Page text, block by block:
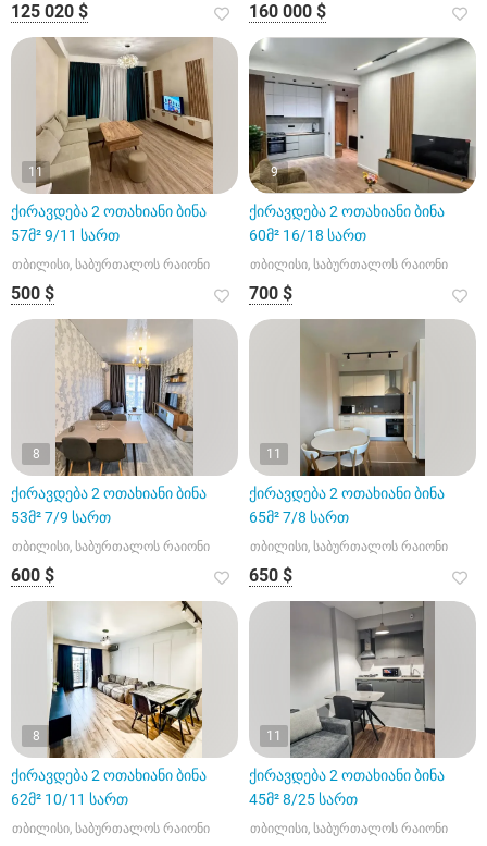
125 020 $ 160 000 $
11
ქირავდება 2 ოთახიანი ბინა
57მ² 9/11 სართ
თბილისი, საბურთალოს რაიონი
500 $
9
ქირავდება 2 ოთახიანი ბინა
60მ² 16/18 სართ
თბილისი, საბურთალოს რაიონი
700 $
8
ქირავდება 2 ოთახიანი ბინა
53მ² 7/9 სართ
თბილისი, საბურთალოს რაიონი
600 $
11
ქირავდება 2 ოთახიანი ბინა
65მ² 7/8 სართ
თბილისი, საბურთალოს რაიონი
650 $
8
ქირავდება 2 ოთახიანი ბინა
62მ² 10/11 სართ
თბილისი, საბურთალოს რაიონი
11
ქირავდება 2 ოთახიანი ბინა
45მ² 8/25 სართ
თბილისი, საბურთალოს რაიონი